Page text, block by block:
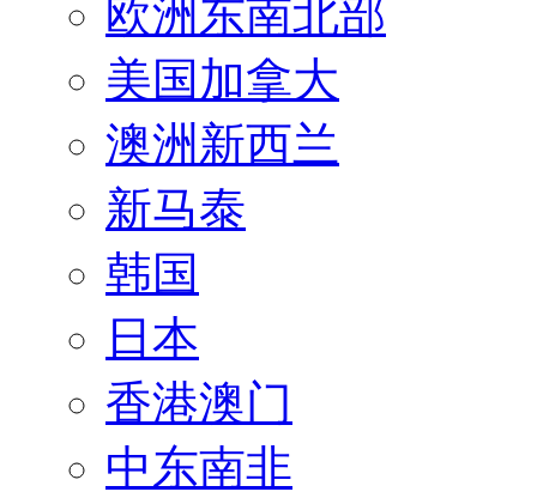
欧洲东南北部
美国加拿大
澳洲新西兰
新马泰
韩国
日本
香港澳门
中东南非